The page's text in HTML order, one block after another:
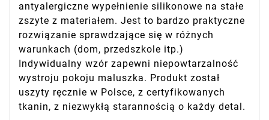
antyalergiczne wypełnienie silikonowe na stałe
zszyte z materiałem. Jest to bardzo praktyczne
rozwiązanie sprawdzające się w różnych
warunkach (dom, przedszkole itp.)
Indywidualny wzór zapewni niepowtarzalność
wystroju pokoju maluszka. Produkt został
uszyty ręcznie w Polsce, z certyfikowanych
tkanin, z niezwykłą starannością o każdy detal.